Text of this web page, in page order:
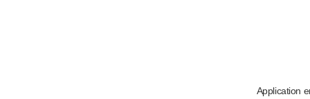
Application